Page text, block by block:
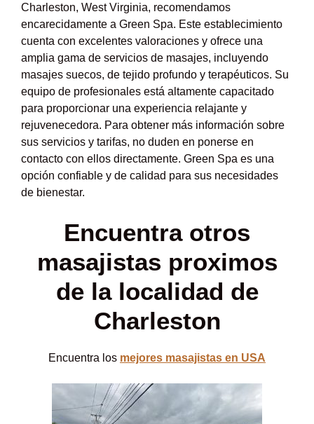
Charleston, West Virginia, recomendamos
encarecidamente a Green Spa. Este establecimiento
cuenta con excelentes valoraciones y ofrece una
amplia gama de servicios de masajes, incluyendo
masajes suecos, de tejido profundo y terapéuticos. Su
equipo de profesionales está altamente capacitado
para proporcionar una experiencia relajante y
rejuvenecedora. Para obtener más información sobre
sus servicios y tarifas, no duden en ponerse en
contacto con ellos directamente. Green Spa es una
opción confiable y de calidad para sus necesidades
de bienestar.
Encuentra otros
masajistas proximos
de la localidad de
Charleston
Encuentra los mejores masajistas en USA